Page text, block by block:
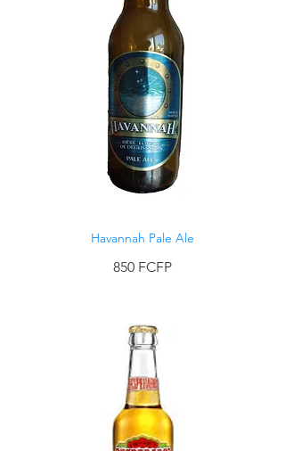
Havannah Pale Ale
850 FCFP